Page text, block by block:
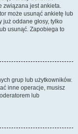
związana jest ankieta.
może usunąć ankietę lub
oddane głosy, tylko
usunąć. Zapobiega to
grup lub użytkowników.
inne operacje, musisz
lub